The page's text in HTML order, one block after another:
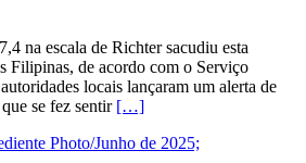
na escala de Richter sacudiu esta
Filipinas, de acordo com o Serviço
locais lançaram um alerta de
se fez sentir […]